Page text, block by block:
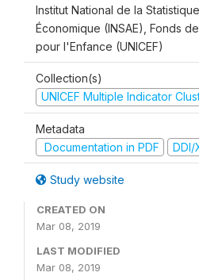
Institut National de la
Économique (INSAE), Fonds
pour l'Enfance (UNICEF)
Collection(s)
UNICEF Multiple Indicator
Metadata
Documentation in PDF
DDI/
Study website
CREATED ON
Mar 08, 2019
LAST MODIFIED
Mar 08, 2019